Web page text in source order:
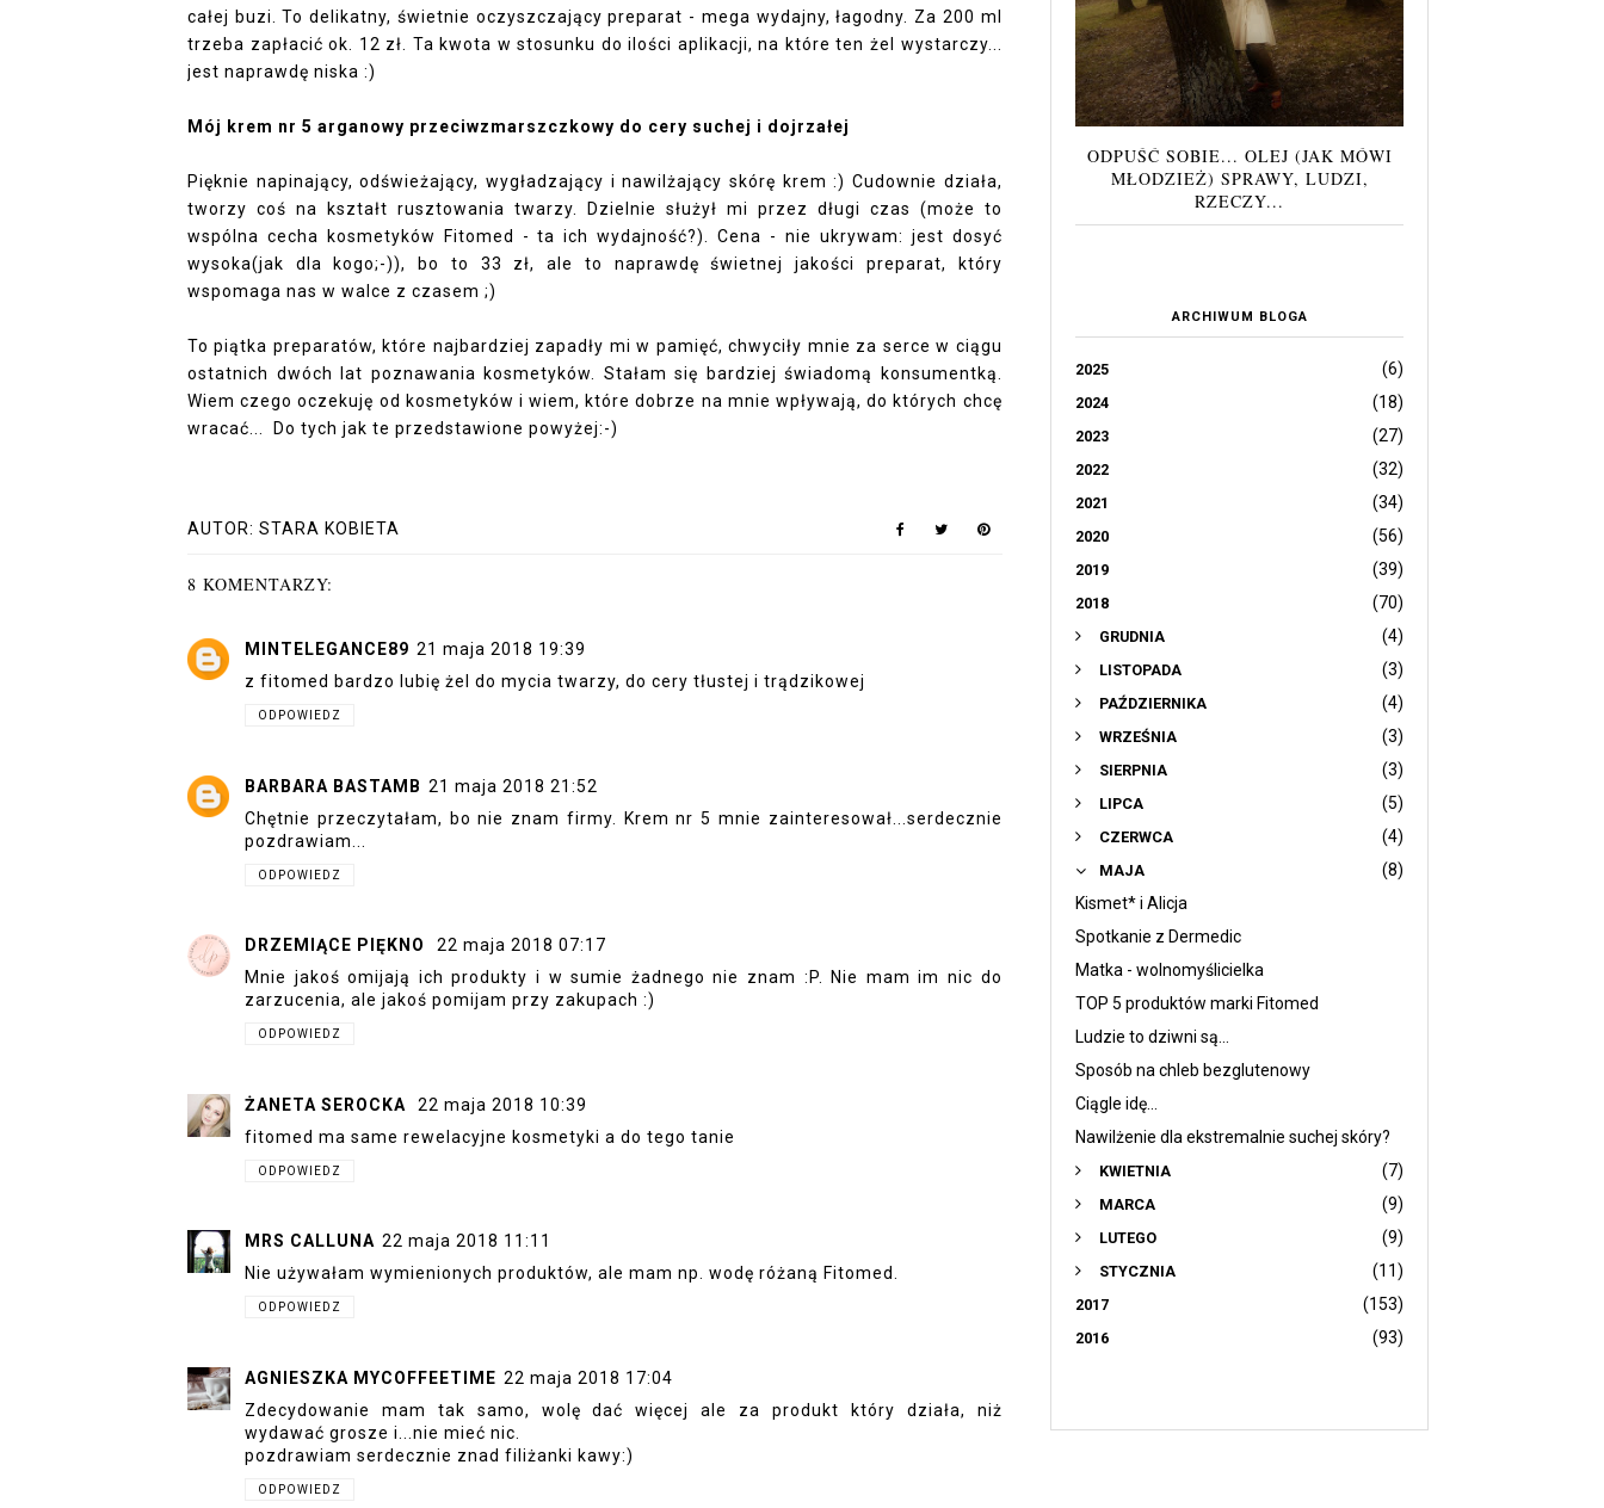
całej buzi. To delikatny, świetnie oczyszczający preparat - mega wydajny, łagodny. Za 200 ml
trzeba zapłacić ok. 12 zł. Ta kwota w stosunku do ilości aplikacji, na które ten żel wystarczy...
jest naprawdę niska :)
Mój krem nr 5 arganowy przeciwzmarszczkowy do cery suchej i dojrzałej
Pięknie napinający, odświeżający, wygładzający i nawilżający skórę krem :) Cudownie działa,
tworzy coś na kształt rusztowania twarzy. Dzielnie służył mi przez długi czas (może to
wspólna cecha kosmetyków Fitomed - ta ich wydajność?). Cena - nie ukrywam: jest dosyć
wysoka(jak dla kogo;-)), bo to 33 zł, ale to naprawdę świetnej jakości preparat, który
wspomaga nas w walce z czasem ;)
To piątka preparatów, które najbardziej zapadły mi w pamięć, chwyciły mnie za serce w ciągu
ostatnich dwóch lat poznawania kosmetyków. Stałam się bardziej świadomą konsumentką.
Wiem czego oczekuję od kosmetyków i wiem, które dobrze na mnie wpływają, do których chcę
wracać... Do tych jak te przedstawione powyżej:-)
AUTOR: STARA KOBIETA
8 KOMENTARZY:
MINTELEGANCE89 21 maja 2018 19:39
z fitomed bardzo lubię żel do mycia twarzy, do cery tłustej i trądzikowej
ODPOWIEDZ
BARBARA BASTAMB 21 maja 2018 21:52
Chętnie przeczytałam, bo nie znam firmy. Krem nr 5 mnie zainteresował...serdecznie
pozdrawiam...
ODPOWIEDZ
DRZEMIĄCE PIĘKNO
22 maja 2018 07:17
Mnie jakoś omijają ich produkty i w sumie żadnego nie znam :P. Nie mam im nic do
zarzucenia, ale jakoś pomijam przy zakupach :)
ODPOWIEDZ
ŻANETA SEROCKA
22 maja 2018 10:39
fitomed ma same rewelacyjne kosmetyki a do tego tanie
ODPOWIEDZ
MRS CALLUNA 22 maja 2018 11:11
Nie używałam wymienionych produktów, ale mam np. wodę różaną Fitomed.
ODPOWIEDZ
AGNIESZKA MYCOFFEETIME 22 maja 2018 17:04
Zdecydowanie mam tak samo, wolę dać więcej ale za produkt który działa, niż
wydawać grosze i...nie mieć nic.
pozdrawiam serdecznie znad filiżanki kawy:)
ODPOWIEDZ
ODPUŚĆ SOBIE... OLEJ (JAK MÓWI
MŁODZIEŻ) SPRAWY, LUDZI,
RZECZY...
ARCHIWUM BLOGA
2025 (6)
2024 (18)
2023 (27)
2022 (32)
2021 (34)
2020 (56)
2019 (39)
2018 (70)
GRUDNIA (4)
LISTOPADA (3)
PAŹDZIERNIKA (4)
WRZEŚNIA (3)
SIERPNIA (3)
LIPCA (5)
CZERWCA (4)
MAJA
(8)
Kismet* i Alicja
Spotkanie z Dermedic
Matka - wolnomyślicielka
TOP 5 produktów marki Fitomed
Ludzie to dziwni są...
Sposób na chleb bezglutenowy
Ciągle idę...
Nawilżenie dla ekstremalnie suchej skóry?
KWIETNIA (7)
MARCA (9)
LUTEGO (9)
STYCZNIA (11)
2017 (153)
2016 (93)